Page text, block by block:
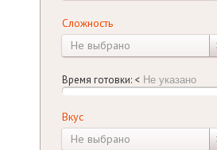
Сложность
Не выбрано
Время готовки: <
Вкус
Не выбрано